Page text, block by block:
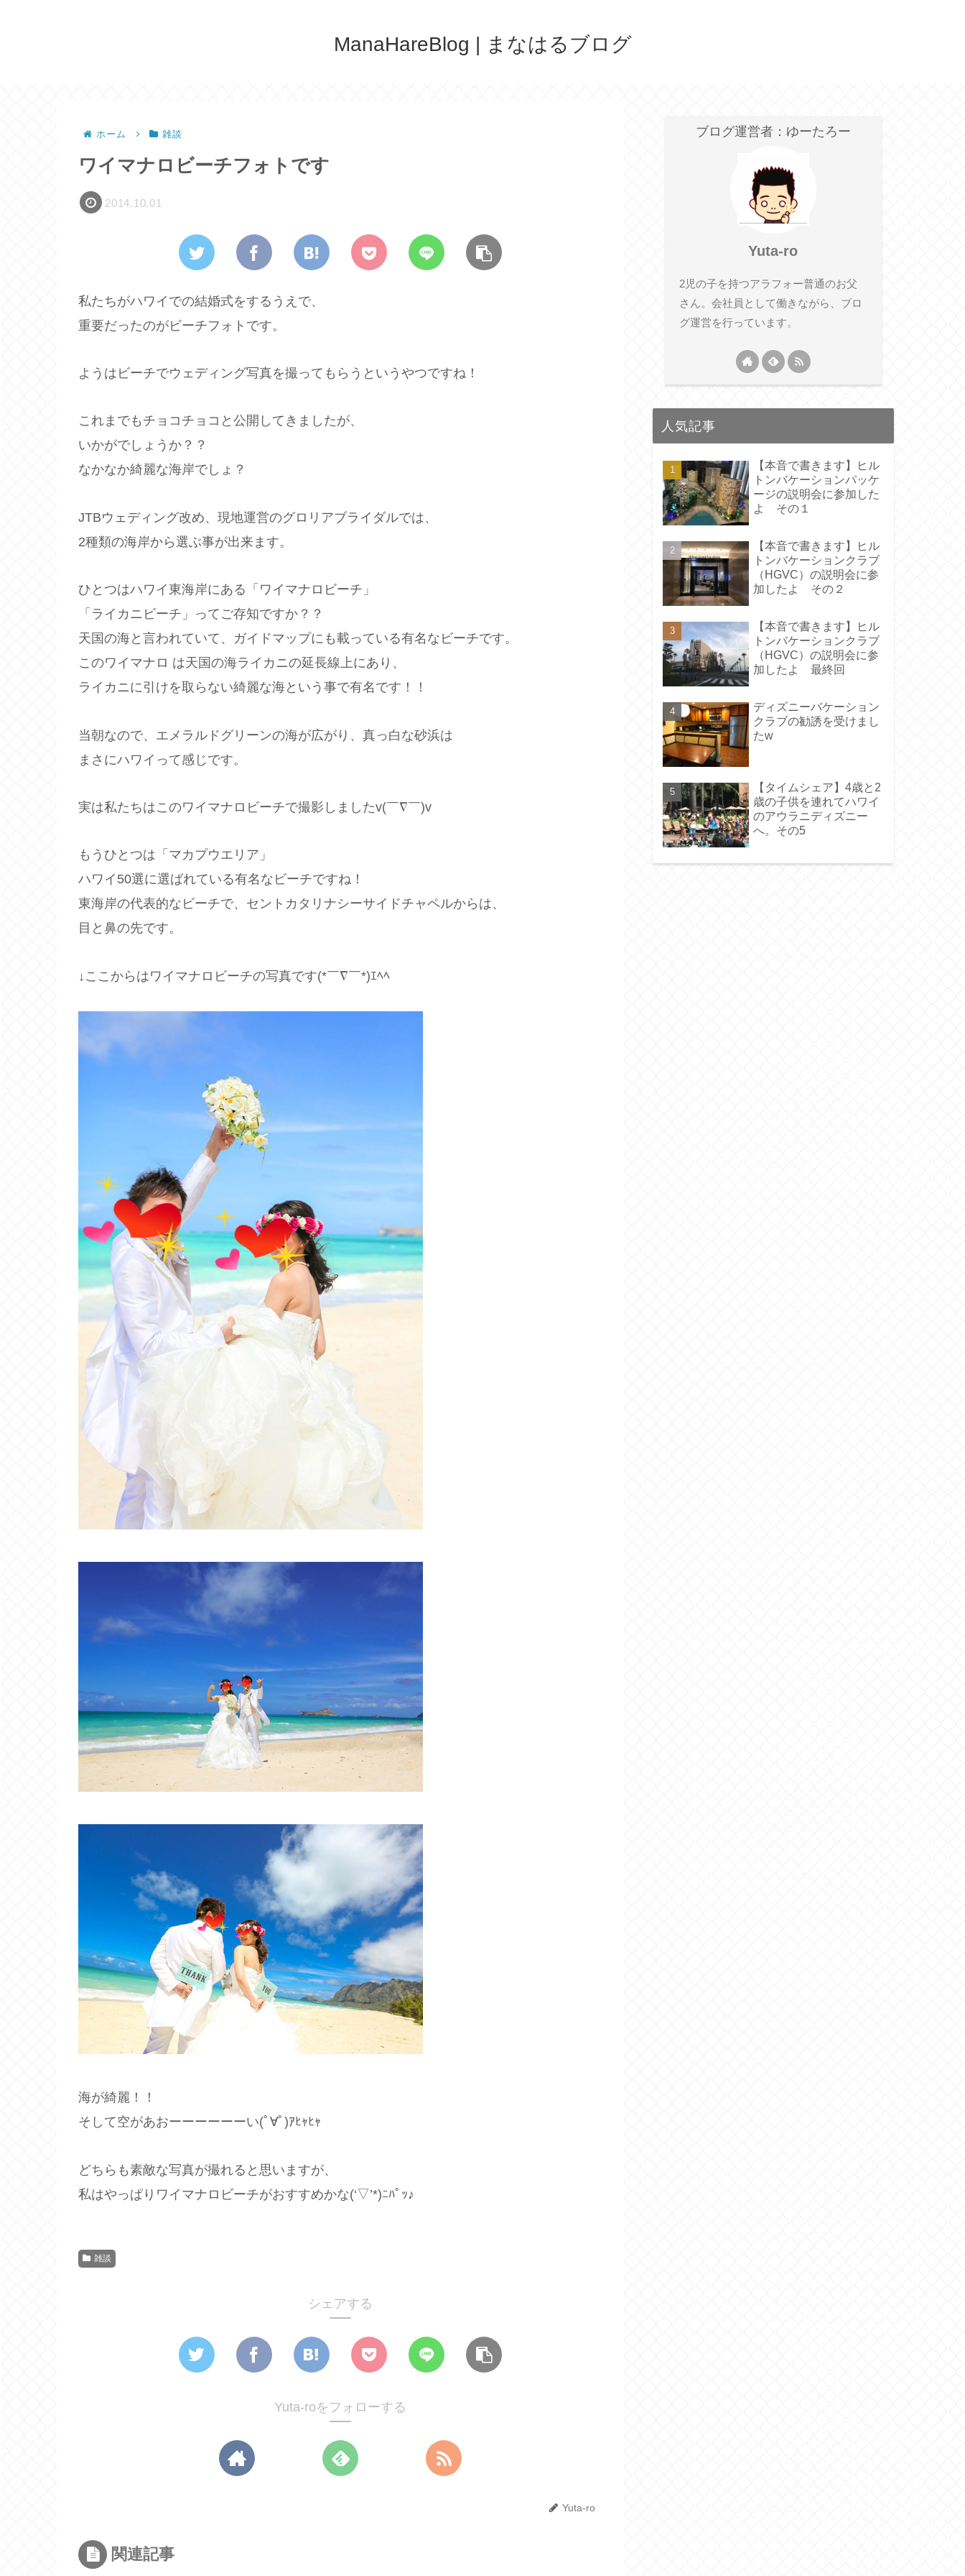
ManaHareBlog | まなはるブログ
ホーム 雑談
ワイマナロビーチフォトです
2014.10.01
私たちがハワイでの結婚式をするうえで、
重要だったのがビーチフォトです。
ようはビーチでウェディング写真を撮ってもらうというやつですね！
これまでもチョコチョコと公開してきましたが、
いかがでしょうか？？
なかなか綺麗な海岸でしょ？
JTBウェディング改め、現地運営のグロリアブライダルでは、
2種類の海岸から選ぶ事が出来ます。
ひとつはハワイ東海岸にある「ワイマナロビーチ」
「ライカニビーチ」ってご存知ですか？？
天国の海と言われていて、ガイドマップにも載っている有名なビーチです。
このワイマナロ は天国の海ライカニの延長線上にあり、
ライカニに引けを取らない綺麗な海という事で有名です！！
当朝なので、エメラルドグリーンの海が広がり、真っ白な砂浜は
まさにハワイって感じです。
実は私たちはこのワイマナロビーチで撮影しましたv(￣∇￣)v
もうひとつは「マカプウエリア」
ハワイ50選に選ばれている有名なビーチですね！
東海岸の代表的なビーチで、セントカタリナシーサイドチャペルからは、
目と鼻の先です。
↓ここからはワイマナロビーチの写真です(*￣∇￣*)ｴﾍﾍ
海が綺麗！！
そして空があおーーーーーーい(ﾟ∀ﾟ)ｱﾋｬﾋｬ
どちらも素敵な写真が撮れると思いますが、
私はやっぱりワイマナロビーチがおすすめかな(‘▽’*)ﾆﾊﾟｯ♪
雑談
シェアする
Yuta-roをフォローする
Yuta-ro
関連記事
ブログ運営者：ゆーたろー
Yuta-ro
2児の子を持つアラフォー普通のお父
さん。会社員として働きながら、ブロ
グ運営を行っています。
人気記事
【本音で書きます】ヒル
トンバケーションパッケ
ージの説明会に参加した
よ その１
【本音で書きます】ヒル
トンバケーションクラブ
（HGVC）の説明会に参
加したよ その２
【本音で書きます】ヒル
トンバケーションクラブ
（HGVC）の説明会に参
加したよ 最終回
ディズニーバケーション
クラブの勧誘を受けまし
たw
【タイムシェア】4歳と2
歳の子供を連れてハワイ
のアウラニディズニー
へ。その5